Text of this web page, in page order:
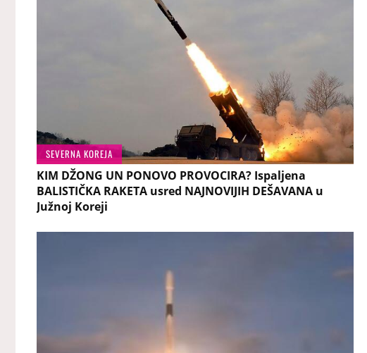
SEVERNA KOREJA
KIM DŽONG UN PONOVO PROVOCIRA? Ispaljena
BALISTIČKA RAKETA usred NAJNOVIJIH DEŠAVANA u
Južnoj Koreji